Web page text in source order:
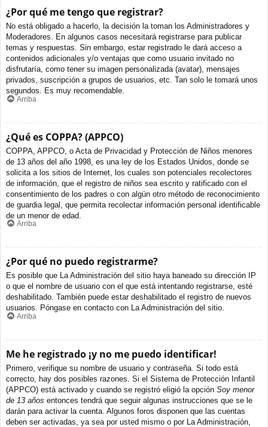
¿Por qué me tengo que registrar?
No está obligado a hacerlo, la decisión la toman los Administradores y
Moderadores. En algunos casos necesitará registrarse para publicar
temas y respuestas. Sin embargo, estar registrado le dará acceso a
contenidos adicionales y/o ventajas que como usuario invitado no
disfrutaría, como tener su imagen personalizada (avatar), mensajes
privados, suscripción a grupos de usuarios, etc. Tan solo le tomará unos
segundos. Es muy recomendable.
Arriba
¿Qué es COPPA? (APPCO)
COPPA, APPCO, o Acta de Privacidad y Protección de Niños menores
de 13 años del año 1998, es una ley de los Estados Unidos, donde se
solicita a los sitios de Internet, los cuales son potenciales recolectores
de información, que el registro de niños sea escrito y ratificado con el
consentimiento de los padres o con algún otro método de reconocimiento
de guardia legal, que permita recolectar información personal identificable
de un menor de edad.
Arriba
¿Por qué no puedo registrarme?
Es posible que La Administración del sitio haya baneado su dirección IP
o que el nombre de usuario con el que está intentando registrarse, esté
deshabilitado. También puede estar deshabilitado el registro de nuevos
usuarios. Póngase en contacto con La Administración del sitio.
Arriba
Me he registrado ¡y no me puedo identificar!
Primero, verifique su nombre de usuario y contraseña. Si todo está
correcto, hay dos posibles razones. Si el Sistema de Protección Infantil
(APPCO) está activado y cuando se registró eligió la opción Soy menor
de 13 años entonces tendrá que seguir algunas instrucciones que se le
darán para activar la cuenta. Algunos foros disponen que las cuentas
deben ser activadas, ya sea por usted mismo o por La Administración,